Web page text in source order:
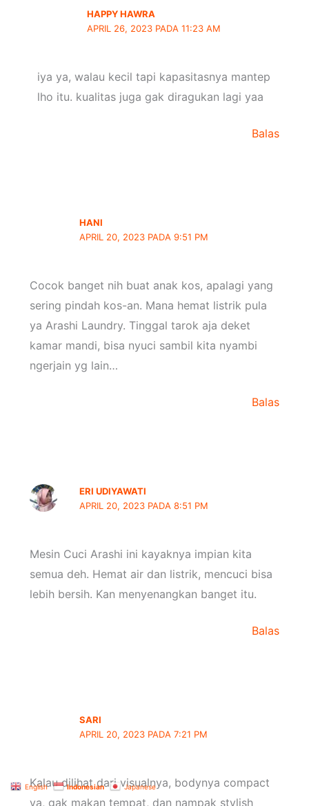
HAPPY HAWRA
APRIL 26, 2023 PADA 11:23 AM
iya ya, walau kecil tapi kapasitasnya mantep
lho itu. kualitas juga gak diragukan lagi yaa
Balas
HANI
APRIL 20, 2023 PADA 9:51 PM
Cocok banget nih buat anak kos, apalagi yang
sering pindah kos-an. Mana hemat listrik pula
ya Arashi Laundry. Tinggal tarok aja deket
kamar mandi, bisa nyuci sambil kita nyambi
ngerjain yg lain…
Balas
ERI UDIYAWATI
APRIL 20, 2023 PADA 8:51 PM
Mesin Cuci Arashi ini kayaknya impian kita
semua deh. Hemat air dan listrik, mencuci bisa
lebih bersih. Kan menyenangkan banget itu.
Balas
SARI
APRIL 20, 2023 PADA 7:21 PM
Kalau dilihat dari visualnya, bodynya compact
ya, gak makan tempat, dan nampak stylish
English Indonesian Japanese